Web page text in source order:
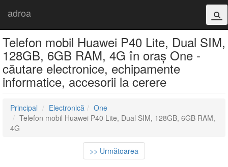
adroa
Telefon mobil Huawei P40 Lite, Dual SIM,
128GB, 6GB RAM, 4G în oraș One -
căutare electronice, echipamente
informatice, accesorii la cerere
Principal Electronică
One
Telefon mobil Huawei P40 Lite, Dual SIM, 128GB, 6GB RAM,
4G
>> Următoarea